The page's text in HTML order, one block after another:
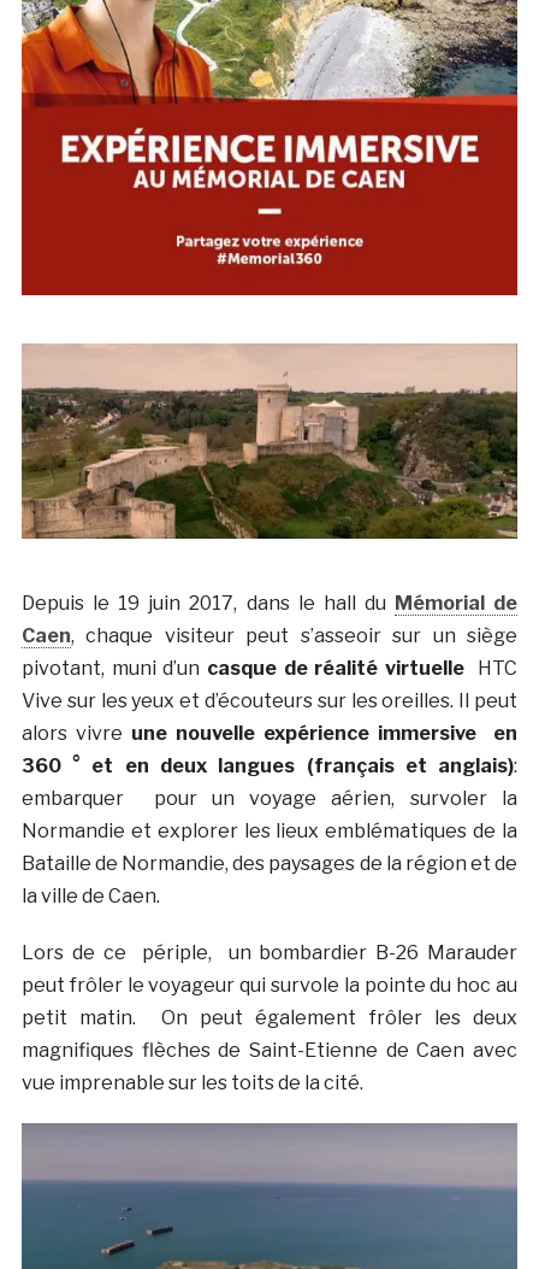
Depuis le 19 juin 2017, dans le hall du Mémorial de
Caen, chaque visiteur peut s’asseoir sur un siège
pivotant, muni d’un casque de réalité virtuelleHTC
Vive sur les yeux et d’écouteurs sur les oreilles. Il peut
alors vivre une nouvelle expérience immersive en
360 ° et en deux langues (français et anglais):
embarquer
pour un voyage aérien, survoler la
Normandie et explorer les lieux emblématiques de la
Bataille de Normandie, des paysages de la région et de
la ville de Caen.
Lors de ce périple, un bombardier B-26 Marauder
peut frôler le voyageur qui survole la pointe du hoc au
petit matin. On peut également frôler les deux
magnifiques flèches de Saint-Etienne de Caen avec
vue imprenable sur les toits de la cité.